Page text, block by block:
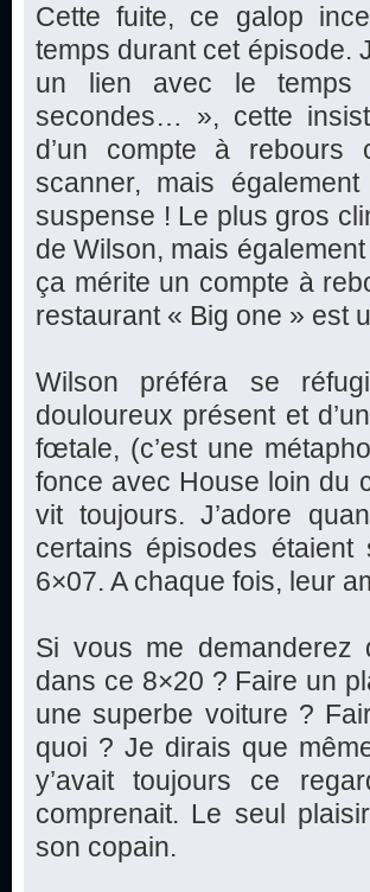
Cette fuite, ce galop
temps durant cet épisode.
un lien avec le temps
secondes… », cette
d’un compte à rebours
scanner, mais
suspense ! Le plus gros
de Wilson, mais
ça mérite un compte à
restaurant « Big one » est
Wilson préféra se
douloureux présent et
fœtale, (c’est une
fonce avec House loin du
vit toujours. J’adore
certains épisodes
6×07. A chaque fois, leur
Si vous me
dans ce 8×20 ? Faire un
une superbe voiture ?
quoi ? Je dirais que
y’avait toujours ce
comprenait. Le seul
son copain.